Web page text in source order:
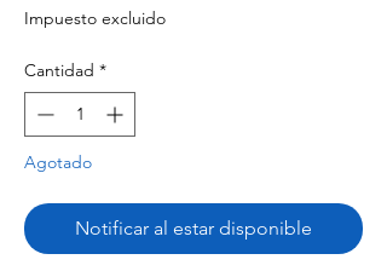
Impuesto excluido
Cantidad *
Agotado
Notificar al estar disponible